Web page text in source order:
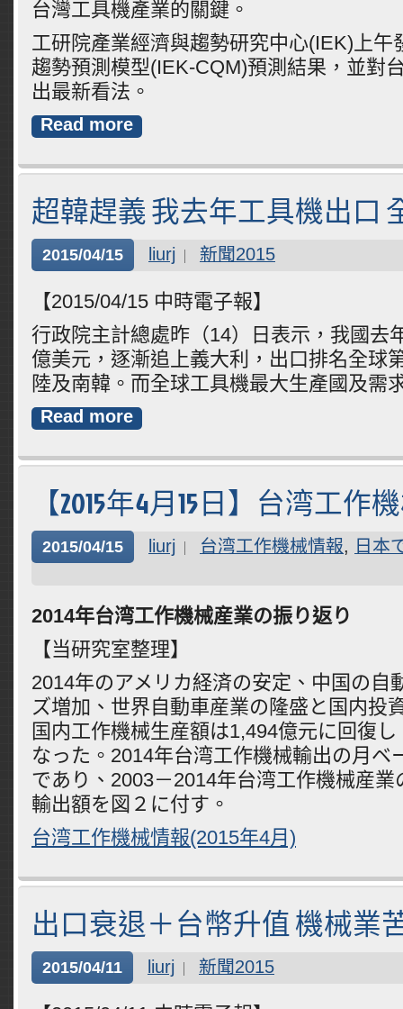
台灣工具機產業的關鍵。
工研院產業經濟與趨勢研究中心(IEK)上午
趨勢預測模型(IEK-CQM)預測結果，並對
出最新看法。
Read more
超韓趕義 我去年工具機出口
2015/04/15 liurj 新聞2015
【2015/04/15 中時電子報】
行政院主計總處昨（14）日表示，我國去
億美元，逐漸追上義大利，出口排名全球
陸及南韓。而全球工具機最大生產國及需
Read more
【2015年4月15日】台湾工作
2015/04/15 liurj 台湾工作機械情報, 日本
2014年台湾工作機械産業の振り返り
【当研究室整理】
2014年のアメリカ経済の安定、中国の自
ズ増加、世界自動車産業の隆盛と国内投
国内工作機械生産額は1,494億元に回復
なった。2014年台湾工作機械輸出の月ベ
であり、2003－2014年台湾工作機械産
輸出額を図２に付す。
台湾工作機械情報(2015年4月)
出口衰退＋台幣升值 機械業
2015/04/11 liurj 新聞2015